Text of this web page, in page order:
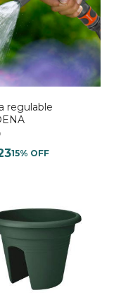
regulable
15% OFF